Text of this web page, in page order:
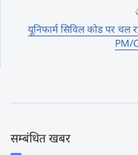
यूनिफार्म सिविल कोड पर चल
PM/
सम्बंधित खबर